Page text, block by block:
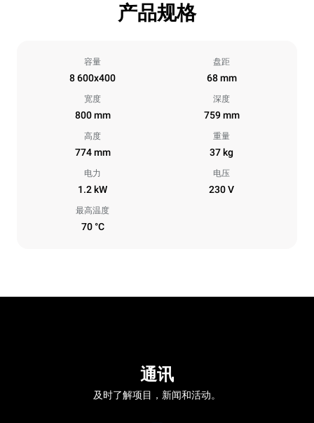
产品规格
容量
8 600x400
盘距
68 mm
宽度
800 mm
深度
759 mm
高度
774 mm
重量
37 kg
电力
1.2 kW
电压
230 V
最高温度
70 °C
通讯
及时了解项目，新闻和活动。